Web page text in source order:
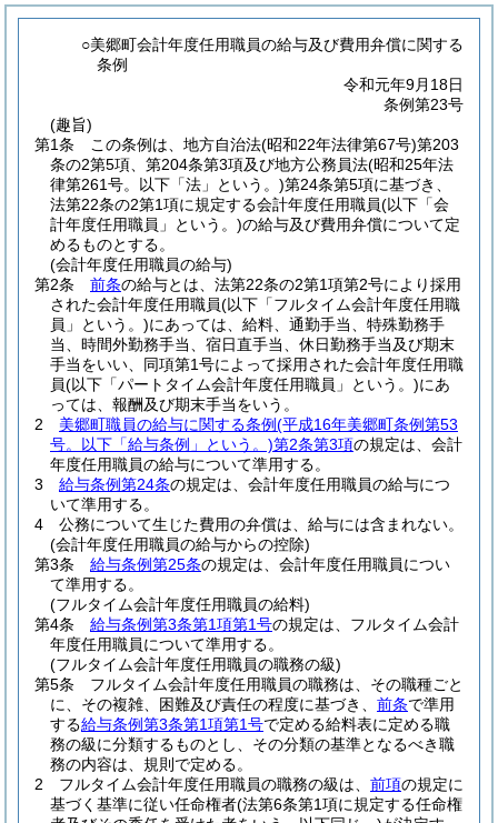
○美郷町会計年度任用職員の給与及び費用弁償に関する
条例
令和元年9月18日
条例第23号
(趣旨)
第1条
この条例は、地方自治法(昭和22年法律第67号)第203
条の2第5項、第204条第3項及び地方公務員法(昭和25年法
律第261号。以下「法」という。)第24条第5項に基づき、
法第22条の2第1項に規定する会計年度任用職員(以下「会
計年度任用職員」という。)の給与及び費用弁償について定
めるものとする。
(会計年度任用職員の給与)
第2条
前条の給与とは、法第22条の2第1項第2号により採用
された会計年度任用職員(以下「フルタイム会計年度任用職
員」という。)にあっては、給料、通勤手当、特殊勤務手
当、時間外勤務手当、宿日直手当、休日勤務手当及び期末
手当をいい、同項第1号によって採用された会計年度任用職
員(以下「パートタイム会計年度任用職員」という。)にあ
っては、報酬及び期末手当をいう。
2
美郷町職員の給与に関する条例(平成16年美郷町条例第53
号。以下「給与条例」という。)第2条第3項の規定は、会計
年度任用職員の給与について準用する。
3
給与条例第24条の規定は、会計年度任用職員の給与につ
いて準用する。
4
公務について生じた費用の弁償は、給与には含まれない。
(会計年度任用職員の給与からの控除)
第3条
給与条例第25条の規定は、会計年度任用職員につい
て準用する。
(フルタイム会計年度任用職員の給料)
第4条
給与条例第3条第1項第1号の規定は、フルタイム会計
年度任用職員について準用する。
(フルタイム会計年度任用職員の職務の級)
第5条
フルタイム会計年度任用職員の職務は、その職種ごと
に、その複雑、困難及び責任の程度に基づき、 前条で準用
する給与条例第3条第1項第1号で定める給料表に定める職
務の級に分類するものとし、その分類の基準となるべき職
務の内容は、規則で定める。
2
フルタイム会計年度任用職員の職務の級は、 前項の規定に
基づく基準に従い任命権者(法第6条第1項に規定する任命権